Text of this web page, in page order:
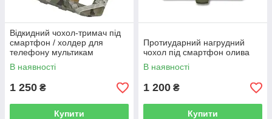
Відкидний чохол-тримач під
смартфон / холдер для
телефону мультикам
В наявності
1 250 ₴
Купити
Протиударний нагрудний
чохол під смартфон олива
В наявності
1 200 ₴
Купити